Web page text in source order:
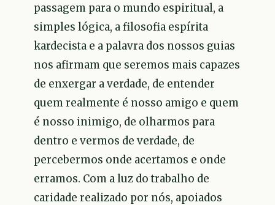
passagem para o mundo espiritual, a
simples lógica, a filosofia espírita
kardecista e a palavra dos nossos guias
nos afirmam que seremos mais capazes
de enxergar a verdade, de entender
quem realmente é nosso amigo e quem
é nosso inimigo, de olharmos para
dentro e vermos de verdade, de
percebermos onde acertamos e onde
erramos. Com a luz do trabalho de
caridade realizado por nós, apoiados